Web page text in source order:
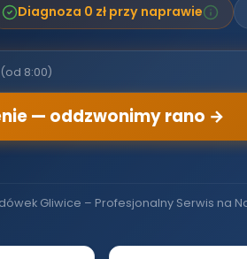
Diagnoza 0 zł przy naprawie
(od 8:00)
— oddzwonimy rano →
Gliwice – Profesjonalny Serwis na